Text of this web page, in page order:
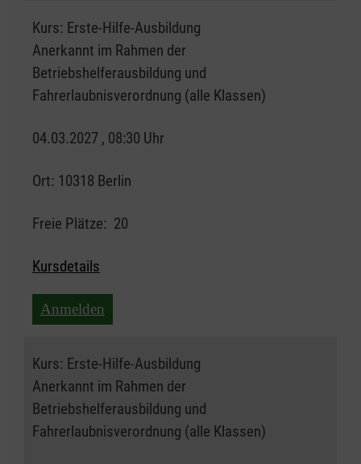
Kurs: Erste-Hilfe-Ausbildung
Anerkannt im Rahmen der
Betriebshelferausbildung und
Fahrerlaubnisverordnung (alle Klassen)
04.03.2027 , 08:30 Uhr
Ort: 10318 Berlin
Freie Plätze: 20
Kursdetails
Anmelden
Kurs: Erste-Hilfe-Ausbildung
Anerkannt im Rahmen der
Betriebshelferausbildung und
Fahrerlaubnisverordnung (alle Klassen)